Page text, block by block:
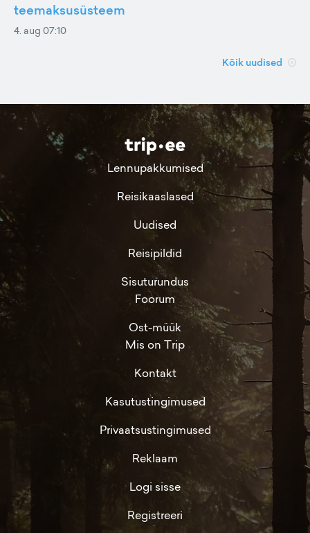
teemaksusüsteem
4. aug 07:10
Kõik uudised
Lennupakkumised
Reisikaaslased
Uudised
Reisipildid
Sisuturundus
Foorum
Ost-müük
Mis on Trip
Kontakt
Kasutustingimused
Privaatsustingimused
Reklaam
Logi sisse
Registreeri